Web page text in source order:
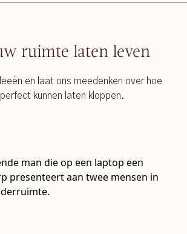
ruimte laten leven
en laat ons meedenken over hoe
kunnen laten kloppen.